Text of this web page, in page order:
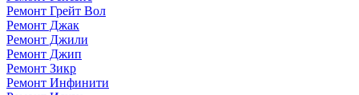
Ремонт Грейт Вол
Ремонт Джак
Ремонт Джили
Ремонт Джип
Ремонт Зикр
Ремонт Инфинити